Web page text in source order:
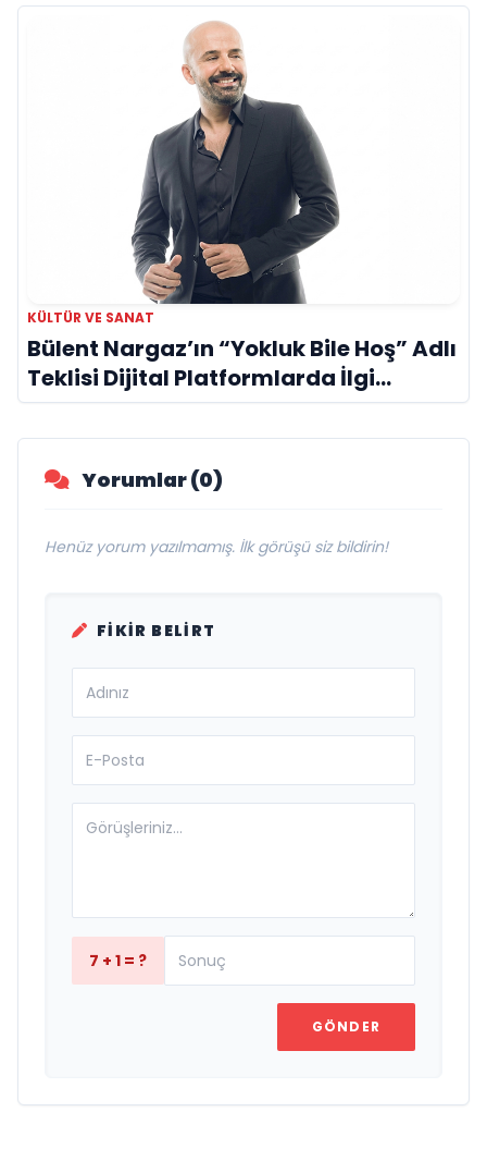
KÜLTÜR VE SANAT
Bülent Nargaz’ın “Yokluk Bile Hoş” Adlı
Teklisi Dijital Platformlarda İlgi
Görmeye Devam Ediyor
Yorumlar (0)
Henüz yorum yazılmamış. İlk görüşü siz bildirin!
FIKIR BELIRT
7 + 1 = ?
GÖNDER